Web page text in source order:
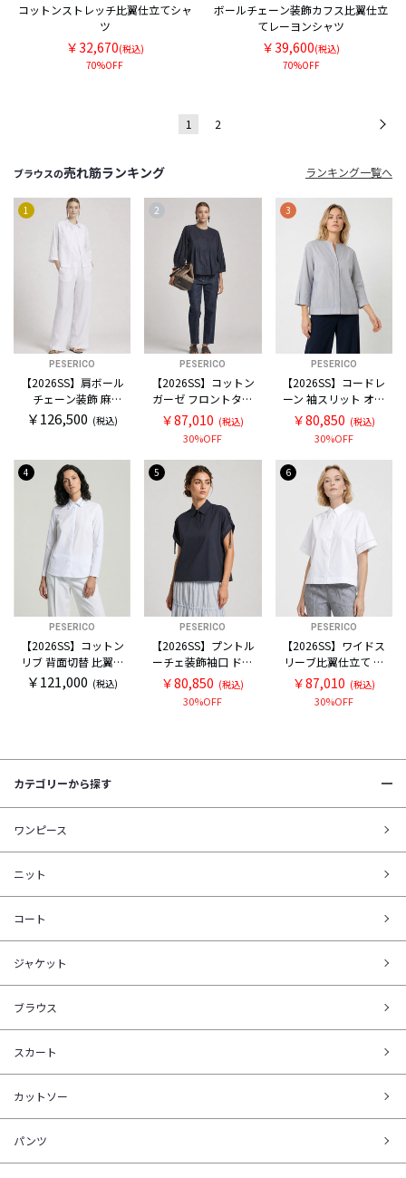
コットンストレッチ比翼仕立てシャ
ツ
￥32,670(税込)
70%OFF
ボールチェーン装飾カフス比翼仕立
てレーヨンシャツ
￥39,600(税込)
70%OFF
1 2
ブラウスの売れ筋ランキング ランキング一覧へ
1
PESERICO
【2026SS】肩ボール
チェーン装飾 麻
100％ ワイドスリー
ブ ブラウス
￥126,500 (税込)
2
PESERICO
【2026SS】コットン
ガーゼ フロントタッ
ク ブラウス
￥87,010 (税込)
30%OFF
3
PESERICO
【2026SS】コードレ
ーン 袖スリット オー
バーブラウス
￥80,850 (税込)
30%OFF
4
PESERICO
【2026SS】コットン
リブ 背面切替 比翼ブ
ラウス
￥121,000 (税込)
5
PESERICO
【2026SS】プントル
ーチェ装飾袖口 ドロ
ストショルダー プル
オーバーブラウス
￥80,850 (税込)
30%OFF
6
PESERICO
【2026SS】ワイドス
リーブ比翼仕立て 半
袖オーバーシャツ
￥87,010 (税込)
30%OFF
カテゴリーから探す
ワンピース
ニット
コート
ジャケット
ブラウス
スカート
カットソー
パンツ